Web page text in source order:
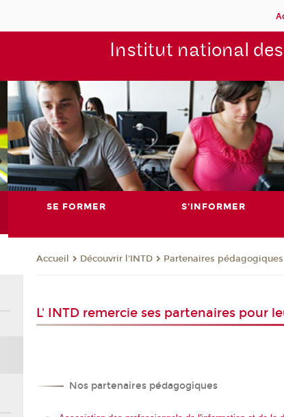
Institut national des
SE FORMER S'INFORMER
Accueil Découvrir l'INTD Partenaires pédagogiques
L' INTD remercie ses partenaires pour
Nos partenaires pédagogiques